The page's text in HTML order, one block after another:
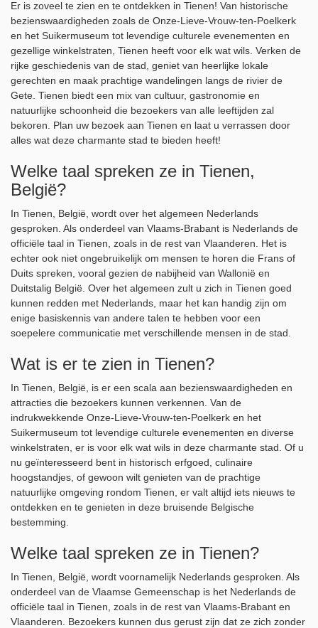
Er is zoveel te zien en te ontdekken in Tienen! Van historische
bezienswaardigheden zoals de Onze-Lieve-Vrouw-ten-Poelkerk
en het Suikermuseum tot levendige culturele evenementen en
gezellige winkelstraten, Tienen heeft voor elk wat wils. Verken de
rijke geschiedenis van de stad, geniet van heerlijke lokale
gerechten en maak prachtige wandelingen langs de rivier de
Gete. Tienen biedt een mix van cultuur, gastronomie en
natuurlijke schoonheid die bezoekers van alle leeftijden zal
bekoren. Plan uw bezoek aan Tienen en laat u verrassen door
alles wat deze charmante stad te bieden heeft!
Welke taal spreken ze in Tienen,
België?
In Tienen, België, wordt over het algemeen Nederlands
gesproken. Als onderdeel van Vlaams-Brabant is Nederlands de
officiële taal in Tienen, zoals in de rest van Vlaanderen. Het is
echter ook niet ongebruikelijk om mensen te horen die Frans of
Duits spreken, vooral gezien de nabijheid van Wallonië en
Duitstalig België. Over het algemeen zult u zich in Tienen goed
kunnen redden met Nederlands, maar het kan handig zijn om
enige basiskennis van andere talen te hebben voor een
soepelere communicatie met verschillende mensen in de stad.
Wat is er te zien in Tienen?
In Tienen, België, is er een scala aan bezienswaardigheden en
attracties die bezoekers kunnen verkennen. Van de
indrukwekkende Onze-Lieve-Vrouw-ten-Poelkerk en het
Suikermuseum tot levendige culturele evenementen en diverse
winkelstraten, er is voor elk wat wils in deze charmante stad. Of u
nu geïnteresseerd bent in historisch erfgoed, culinaire
hoogstandjes, of gewoon wilt genieten van de prachtige
natuurlijke omgeving rondom Tienen, er valt altijd iets nieuws te
ontdekken en te genieten in deze bruisende Belgische
bestemming.
Welke taal spreken ze in Tienen?
In Tienen, België, wordt voornamelijk Nederlands gesproken. Als
onderdeel van de Vlaamse Gemeenschap is het Nederlands de
officiële taal in Tienen, zoals in de rest van Vlaams-Brabant en
Vlaanderen. Bezoekers kunnen dus gerust zijn dat ze zich zonder